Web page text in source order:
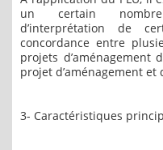
un certain nombre
d’interprétation de
concordance entre
projets d’aménagement
projet d’aménagement
3- Caractéristiques